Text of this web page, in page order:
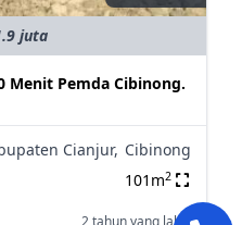
juta
Menit Pemda Cibinong.
Cianjur, Cibinong
101m2
2 tahun yang lalu